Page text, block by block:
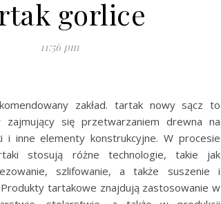
gorlice
11:56 pm
zakład. tartak nowy sącz to
zajmujący się przetwarzaniem drewna na
i inne elementy konstrukcyjne. W procesie
stosują różne technologie, takie jak
szlifowanie, a także suszenie i
tartakowe znajdują zastosowanie w